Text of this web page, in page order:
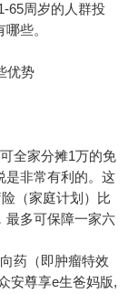
65周岁的人群投
些。
全家分摊1万的免
是非常有利的。这
（家庭计划）比
最多可保障一家六
药（即肿瘤特效
安尊享e生爸妈版,